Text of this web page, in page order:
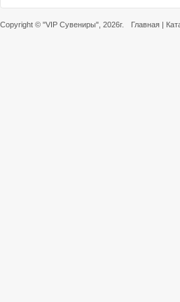
Copyright © "VIP Сувениры" , 2026г. Главная |